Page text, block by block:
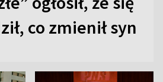
co zmienił syn